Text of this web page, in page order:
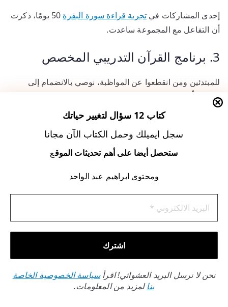
إحدى المشاركات في تجربة قراءة سورة البقرة
50 يومًا، ذكرت
أن التفاعل مع المجموعة ساعدت.
3. برنامج القرآن التدريبي المخصص
للمبتدئين ومن انقطعوا عن المواظبة، نوصي بالانضمام إلى
برنامج تأهيلي متدرج
البرنامج:
جدولًا زمنيًا مرنًا يتناسب مع ظروفك
تذكيرات يومية مرفقة بشرح مختصر للآيات
خطوت بثبات. كل يوم تقرأ فيه جزءًا من السورة هو لبنة في
صرح علاقتك مع القرآن.
أسئلة شائعة حول قراءة سورة
البقرة
كتاب 12 سؤال لتغيير حياتك
سجل ايميلك وحمل الكتاب الآن مجانا
ستحصل أيضا على أهم تحديثات الموقع
ومحتوى ابراهيم عبد الواحد
نحن لا نرسل البريد العشوائي! اقرأسياسة الخصوصية الخاصة
بنالمزيد من المعلومات.